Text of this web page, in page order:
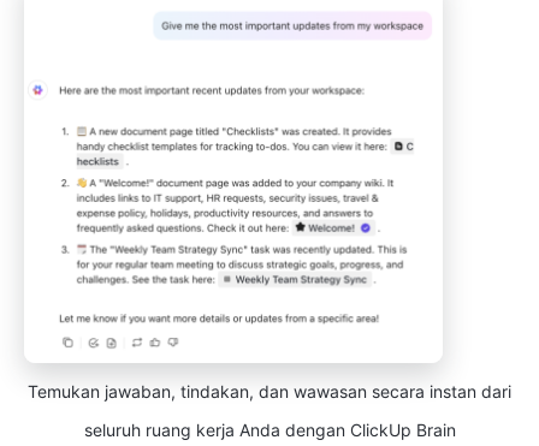
Temukan jawaban, tindakan, dan wawasan secara instan dari
seluruh ruang kerja Anda dengan ClickUp Brain